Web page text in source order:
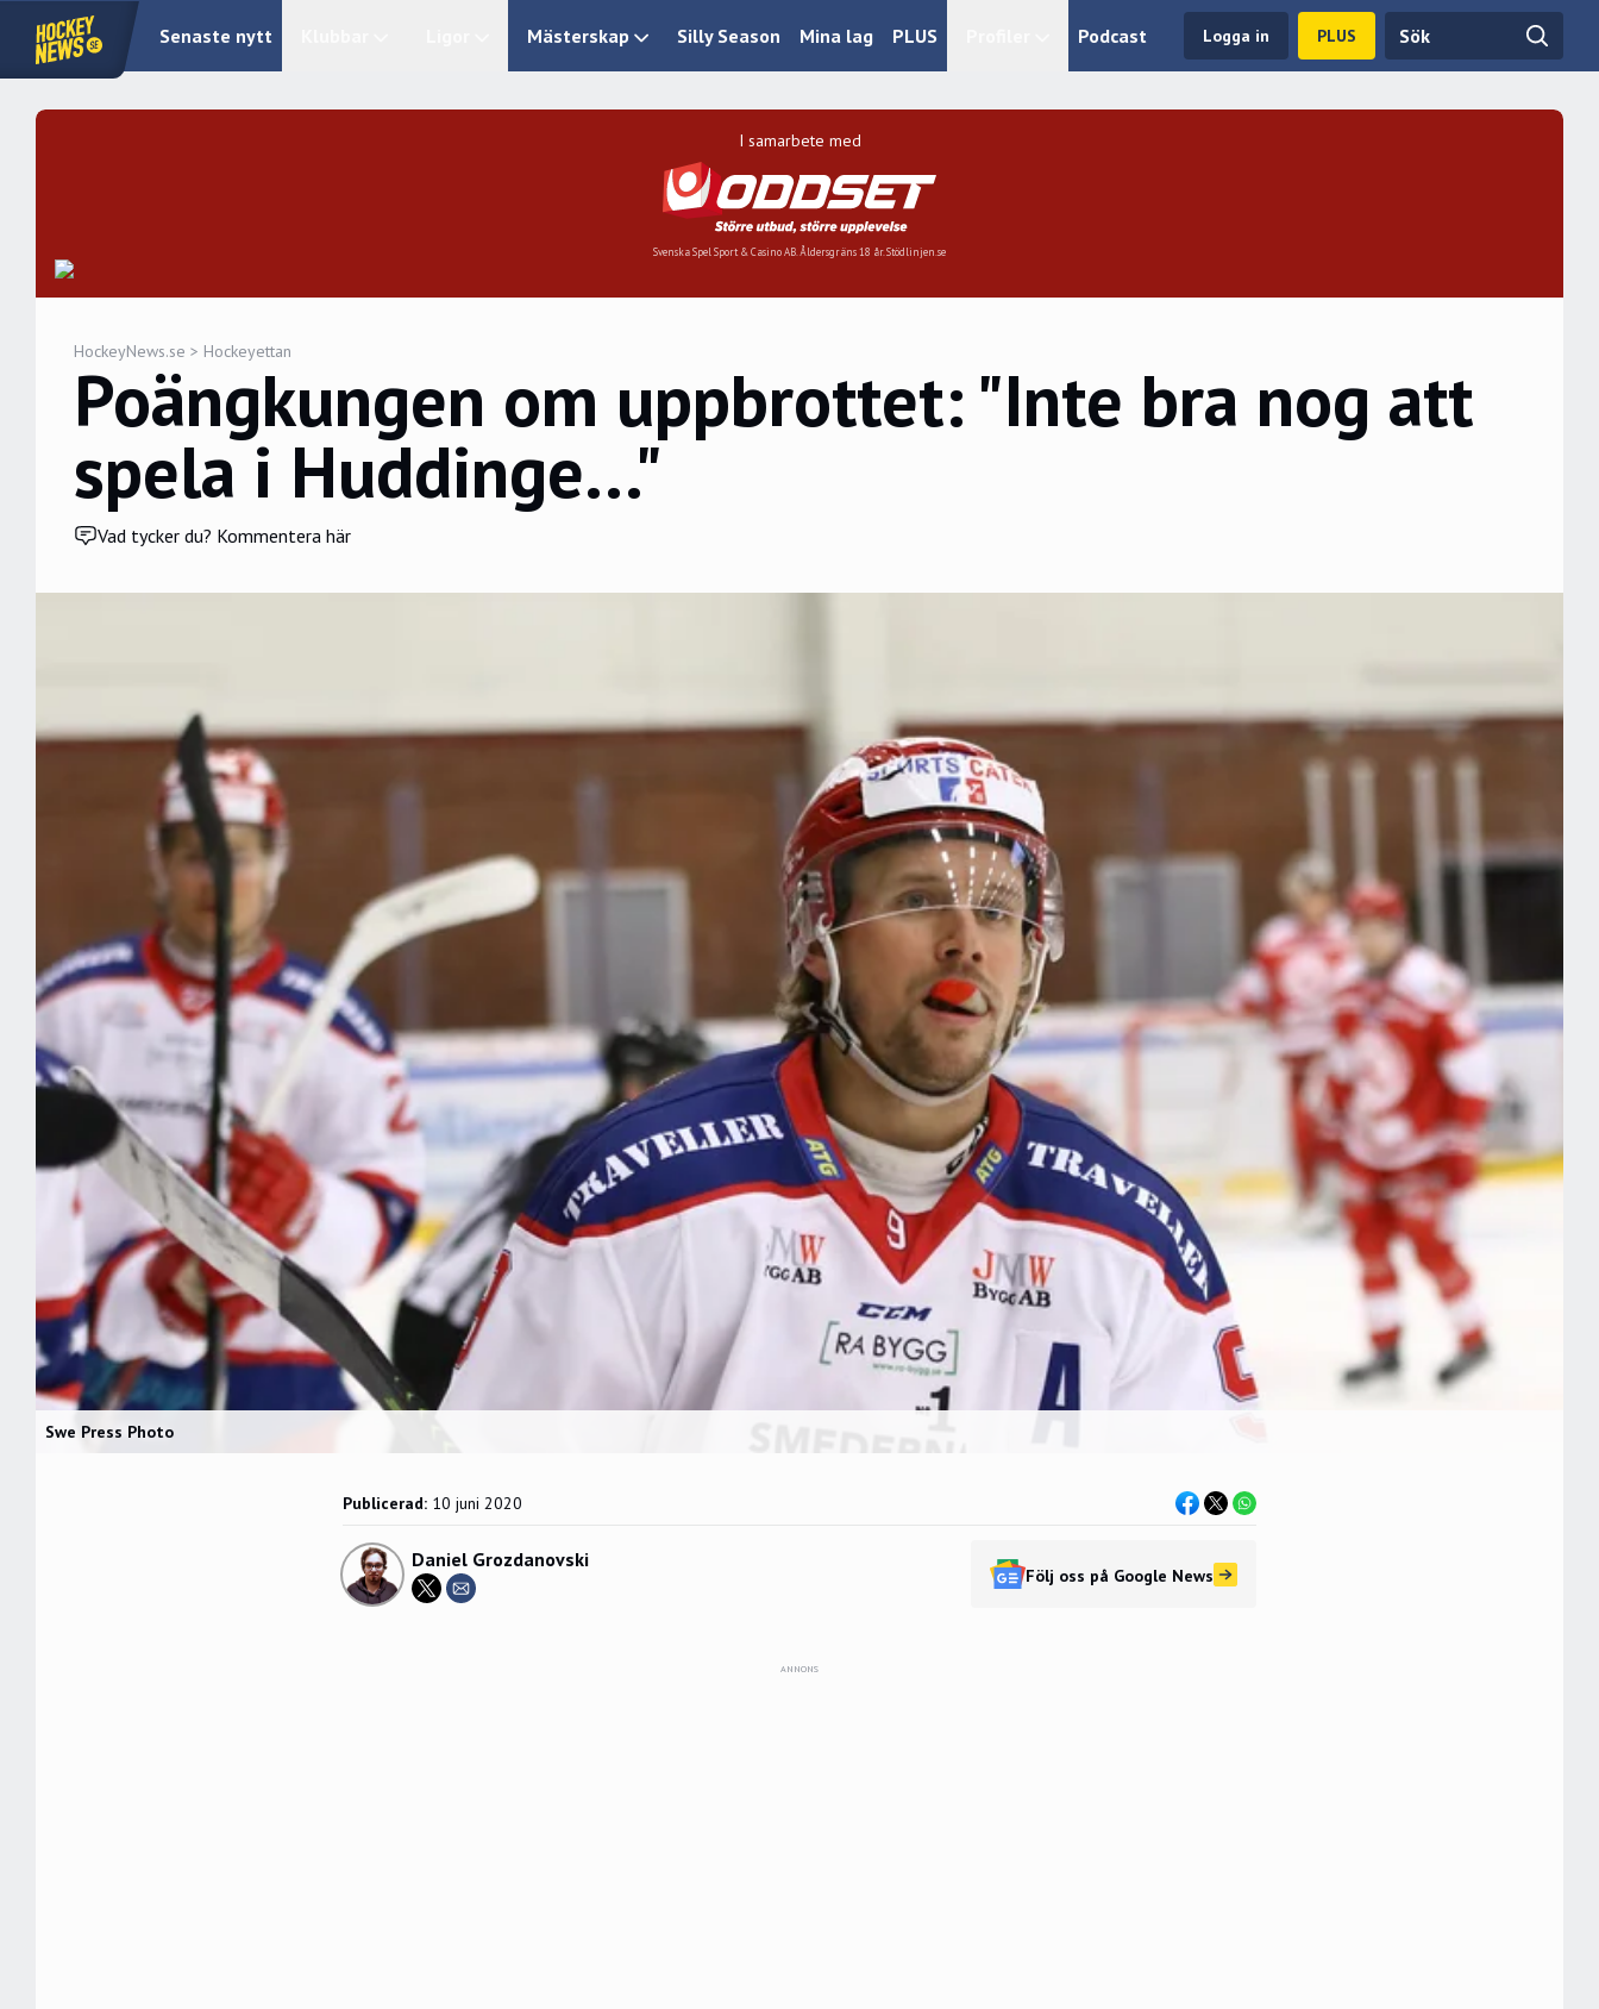
Senaste nytt Mästerskap Silly Season Mina lag PLUS Podcast Logga in PLUS
I samarbete med
Svenska Spel Sport & Casino AB. Åldersgräns 18 år. Stödlinjen.se
HockeyNews.se > Hockeyettan
Poängkungen om uppbrottet: "Inte bra nog att
spela i Huddinge..."
Vad tycker du? Kommentera här
Swe Press Photo
Publicerad: 10 juni 2020
Daniel Grozdanovski
Följ oss på Google News
ANNONS